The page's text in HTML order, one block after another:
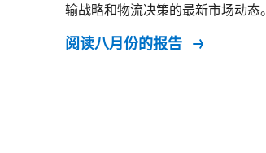
输战略和物流决策的最新市场动态。
阅读八月份的报告